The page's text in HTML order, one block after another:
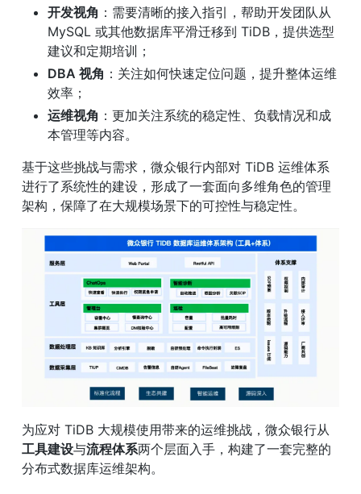
开发视角 ：需要清晰的接入指引，帮助开发团队从
MySQL 或其他数据库平滑迁移到 TiDB，提供选型
建议和定期培训；
DBA 视角 ：关注如何快速定位问题，提升整体运维
效率；
运维视角 ：更加关注系统的稳定性、负载情况和成
本管理等内容。
基于这些挑战与需求，微众银行内部对 TiDB 运维体系
进行了系统性的建设，形成了一套面向多维角色的管理
架构，保障了在大规模场景下的可控性与稳定性。
为应对 TiDB 大规模使用带来的运维挑战，微众银行从
工具建设与流程体系两个层面入手，构建了一套完整的
分布式数据库运维架构。